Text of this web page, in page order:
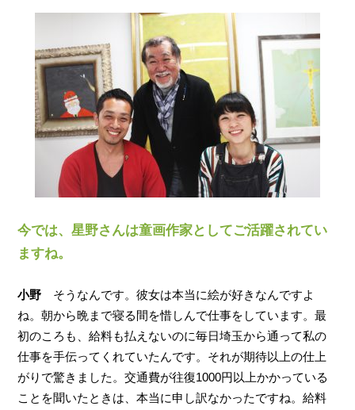
今では、星野さんは童画作家としてご活躍されてい
ますね。
小野 そうなんです。彼女は本当に絵が好きなんですよ
ね。朝から晩まで寝る間を惜しんで仕事をしています。最
初のころも、給料も払えないのに毎日埼玉から通って私の
仕事を手伝ってくれていたんです。それが期待以上の仕上
がりで驚きました。交通費が往復1000円以上かかっている
ことを聞いたときは、本当に申し訳なかったですね。給料